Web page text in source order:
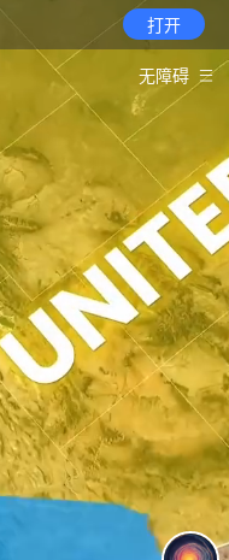
打开
无障碍